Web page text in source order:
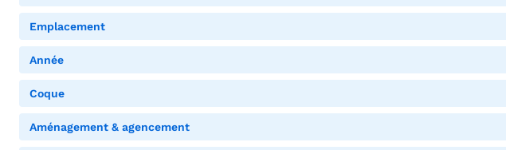
Emplacement
Année
Coque
Aménagement & agencement